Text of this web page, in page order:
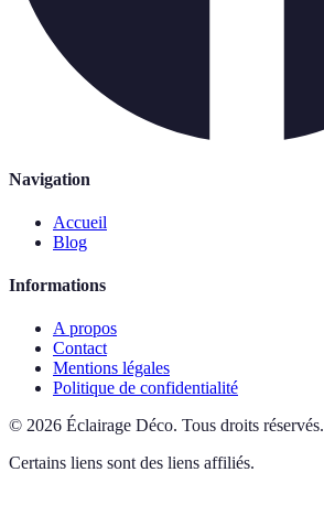
Navigation
Accueil
Blog
Informations
A propos
Contact
Mentions légales
Politique de confidentialité
© 2026 Éclairage Déco. Tous droits réservés.
Certains liens sont des liens affiliés.